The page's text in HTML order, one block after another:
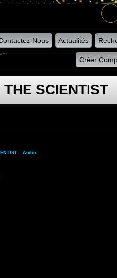
Nous Actualités
Créer
SCIENTIST
» Audio